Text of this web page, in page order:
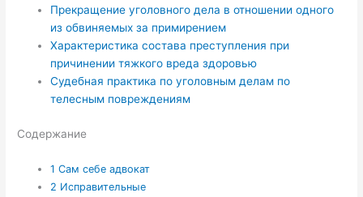
Прекращение уголовного дела в отношении одного
из обвиняемых за примирением
Характеристика состава преступления при
причинении тяжкого вреда здоровью
Судебная практика по уголовным делам по
телесным повреждениям
Содержание
1 Сам себе адвокат
2 Исправительные